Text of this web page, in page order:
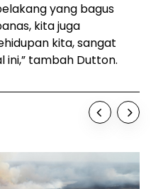
yang bagus
kita juga
kita, sangat
ini,” tambah Dutton.